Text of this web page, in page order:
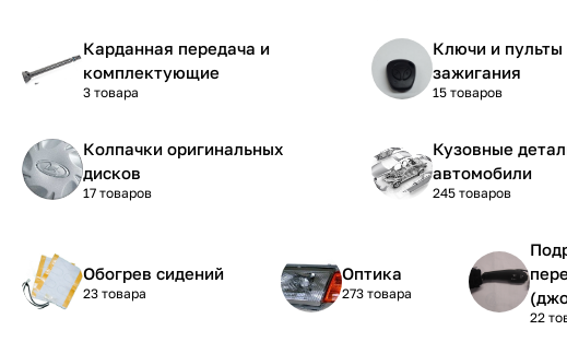
Карданная передача и
комплектующие
3 товара
Ключи и пульты
зажигания
15 товаров
Колпачки оригинальных
дисков
17 товаров
Кузовные
автомобили
245 товаров
Обогрев сидений
23 товара
Оптика
273 товара
22